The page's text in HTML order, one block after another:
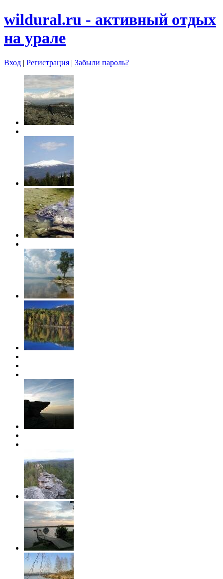
wildural.ru - aктивный отдых
на урале
Вход | Регистрация | Забыли пароль?